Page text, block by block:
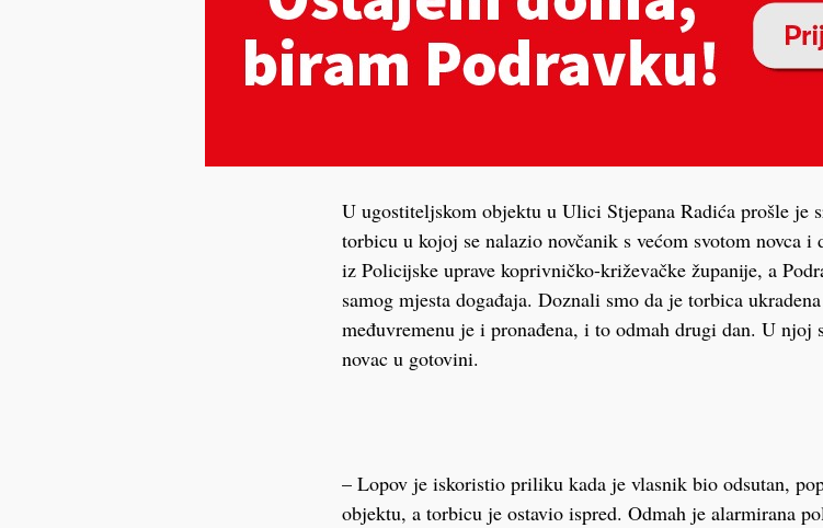
U ugostiteljskom objektu u Ulici Stjepana Radića prošle je
torbicu u kojoj se nalazio novčanik s većom svotom novca
iz Policijske uprave koprivničko-križevačke županije, a
samog mjesta događaja. Doznali smo da je torbica
međuvremenu je i pronađena, i to odmah drugi dan. U
novac u gotovini.
– Lopov je iskoristio priliku kada je vlasnik bio odsutan,
objektu, a torbicu je ostavio ispred. Odmah je alarmirana